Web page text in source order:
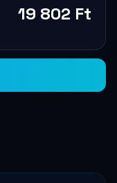
19 802 Ft